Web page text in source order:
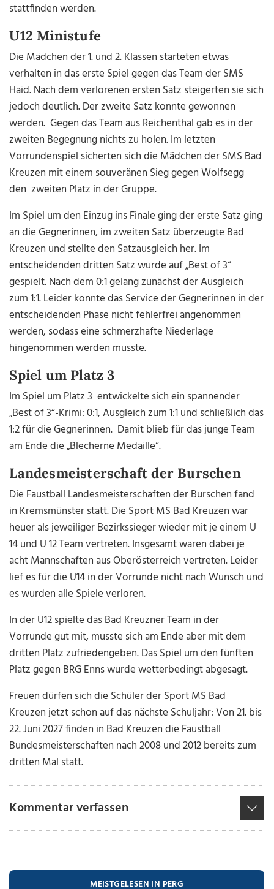
stattfinden werden.
U12 Ministufe
Die Mädchen der 1. und 2. Klassen starteten etwas
verhalten in das erste Spiel gegen das Team der SMS
Haid. Nach dem verlorenen ersten Satz steigerten sie sich
jedoch deutlich. Der zweite Satz konnte gewonnen
werden. Gegen das Team aus Reichenthal gab es in der
zweiten Begegnung nichts zu holen. Im letzten
Vorrundenspiel sicherten sich die Mädchen der SMS Bad
Kreuzen mit einem souveränen Sieg gegen Wolfsegg
den zweiten Platz in der Gruppe.
Im Spiel um den Einzug ins Finale ging der erste Satz ging
an die Gegnerinnen, im zweiten Satz überzeugte Bad
Kreuzen und stellte den Satzausgleich her. Im
entscheidenden dritten Satz wurde auf „Best of 3“
gespielt. Nach dem 0:1 gelang zunächst der Ausgleich
zum 1:1. Leider konnte das Service der Gegnerinnen in der
entscheidenden Phase nicht fehlerfrei angenommen
werden, sodass eine schmerzhafte Niederlage
hingenommen werden musste.
Spiel um Platz 3
Im Spiel um Platz 3 entwickelte sich ein spannender
„Best of 3“-Krimi: 0:1, Ausgleich zum 1:1 und schließlich das
1:2 für die Gegnerinnen. Damit blieb für das junge Team
am Ende die „Blecherne Medaille“.
Landesmeisterschaft der Burschen
Die Faustball Landesmeisterschaften der Burschen fand
in Kremsmünster statt. Die Sport MS Bad Kreuzen war
heuer als jeweiliger Bezirkssieger wieder mit je einem U
14 und U 12 Team vertreten. Insgesamt waren dabei je
acht Mannschaften aus Oberösterreich vertreten.Leider
lief es für die U14 in der Vorrunde nicht nach Wunsch und
es wurden alle Spiele verloren.
In der U12 spielte das Bad Kreuzner Team in der
Vorrunde gut mit, musste sich am Ende aber mit dem
dritten Platz zufriedengeben. Das Spiel um den fünften
Platz gegen BRG Enns wurde wetterbedingt abgesagt.
Freuen dürfen sich die Schüler der Sport MS Bad
Kreuzen jetzt schon auf das nächste Schuljahr: Von 21. bis
22. Juni 2027 finden in Bad Kreuzen die Faustball
Bundesmeisterschaften nach 2008 und 2012 bereits zum
dritten Mal statt.
Kommentar verfassen
MEISTGELESEN IN PERG